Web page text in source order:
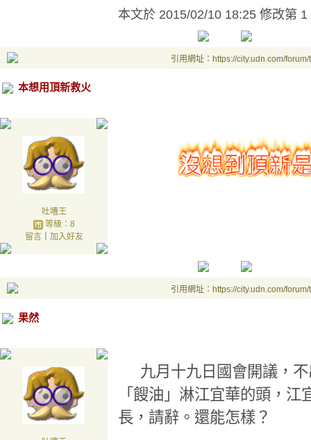
本文於 2015/02/10 18:25 修改第 1
引用網址：https://city.udn.com/
本想用頂新救火
吐嘈王
等級：8
留言｜ 加入好友
引用網址：https://city.udn.com/
果然
九月十九日國會開議 ，
「餿油」淋江宜華的頭，
長，請辭。還能怎樣？